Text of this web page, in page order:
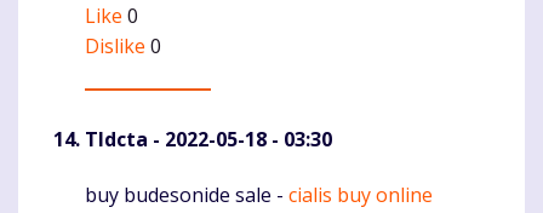
Like 0
Dislike 0
Tldcta - 2022-05-18 - 03:30
Komentaras
buy budesonide sale - cialis buy online